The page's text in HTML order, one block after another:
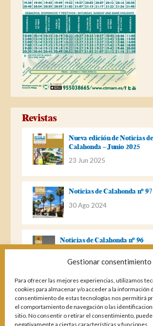
Gestionar consentimiento
Para ofrecer las mejores experiencias, utilizamos
cookies para almacenar y/o acceder a la información
consentimiento de estas tecnologías nos permitirá
el comportamiento de navegación o las
sitio. No consentir o retirar el consentimiento,
negativamente a ciertas características y funciones.
Revistas
Nueva edición de Noticias de
Calahonda – Junio 2025
23 Jun 2025
Noticias de Calahonda nº 97
30 Ago 2024
Noticias de Calahonda nº 96
Noticias de Calahonda Nº 95
04 Ene 2023